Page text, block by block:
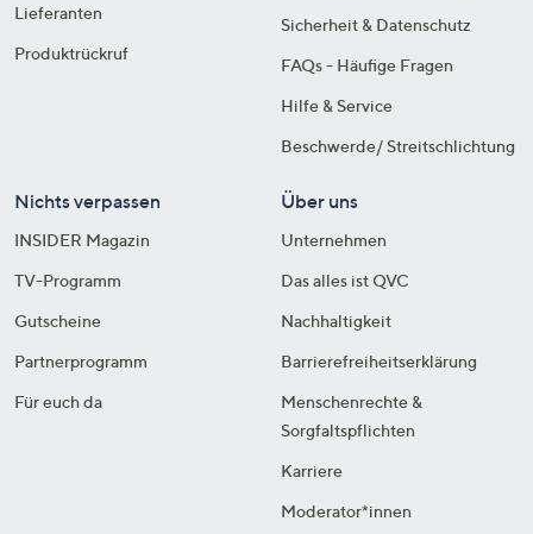
Lieferanten
Produktrückruf
Sicherheit & Datenschutz
FAQs - Häufige Fragen
Hilfe & Service
Beschwerde/ Streitschlichtung
Nichts verpassen
INSIDER Magazin
TV-Programm
Gutscheine
Partnerprogramm
Für euch da
Über uns
Unternehmen
Das alles ist QVC
Nachhaltigkeit
Barrierefreiheitserklärung
Menschenrechte &
Sorgfaltspflichten
Karriere
Moderator*innen